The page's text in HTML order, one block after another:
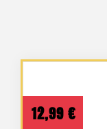
12,99 €